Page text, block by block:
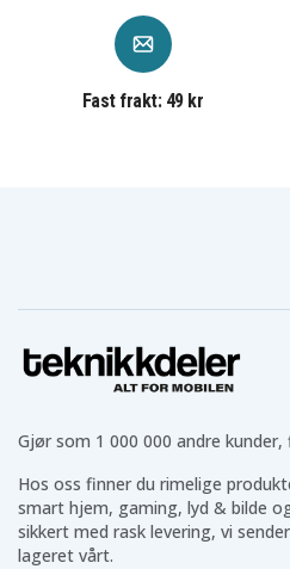
Fast frakt: 49 kr
Gjør som 1 000 000 andre
Hos oss finner du rimelige
smart hjem, gaming, lyd & bilde
sikkert med rask levering, vi
lageret vårt.